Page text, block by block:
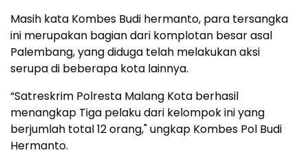
Masih kata Kombes Budi hermanto, para tersangka
ini merupakan bagian dari komplotan besar asal
Palembang, yang diduga telah melakukan aksi
serupa di beberapa kota lainnya.
“Satreskrim Polresta Malang Kota berhasil
menangkap Tiga pelaku dari kelompok ini yang
berjumlah total 12 orang," ungkap Kombes Pol Budi
Hermanto.